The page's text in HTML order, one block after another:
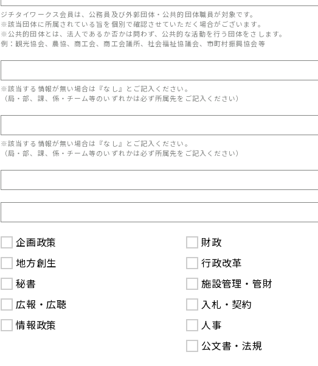
ジチタイワークス会員は、公務員及び外郭団体・公共的団体職員が対象です。
※該当団体に所属されている旨を個別で確認させていただく場合がございます。
※公共的団体とは、法人であるか否かは問わず、公共的な活動を行う団体をさします。
例：観光協会、農協、商工会、商工会議所、社会福祉協議会、市町村振興協会等
※該当する情報が無い場合は『なし』とご記入ください。
（局・部、課、係・チーム等のいずれかは必ず所属先をご記入ください）
※該当する情報が無い場合は『なし』とご記入ください。
（局・部、課、係・チーム等のいずれかは必ず所属先をご記入ください）
企画政策
地方創生
秘書
広報・広聴
情報政策
財政
行政改革
施設管理・管財
入札・契約
人事
公文書・法規